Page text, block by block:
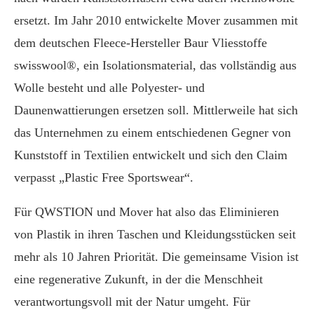
ersetzt. Im Jahr 2010 entwickelte Mover zusammen mit
dem deutschen Fleece-Hersteller Baur Vliesstoffe
swisswool®, ein Isolationsmaterial, das vollständig aus
Wolle besteht und alle Polyester- und
Daunenwattierungen ersetzen soll. Mittlerweile hat sich
das Unternehmen zu einem entschiedenen Gegner von
Kunststoff in Textilien entwickelt und sich den Claim
verpasst „Plastic Free Sportswear“.
Für QWSTION und Mover hat also das Eliminieren
von Plastik in ihren Taschen und Kleidungsstücken seit
mehr als 10 Jahren Priorität. Die gemeinsame Vision ist
eine regenerative Zukunft, in der die Menschheit
verantwortungsvoll mit der Natur umgeht. Für